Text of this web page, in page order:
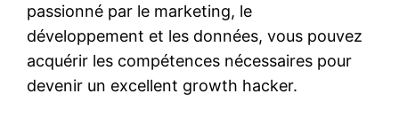
passionné par le marketing, le
développement et les données, vous pouvez
acquérir les compétences nécessaires pour
devenir un excellent growth hacker.